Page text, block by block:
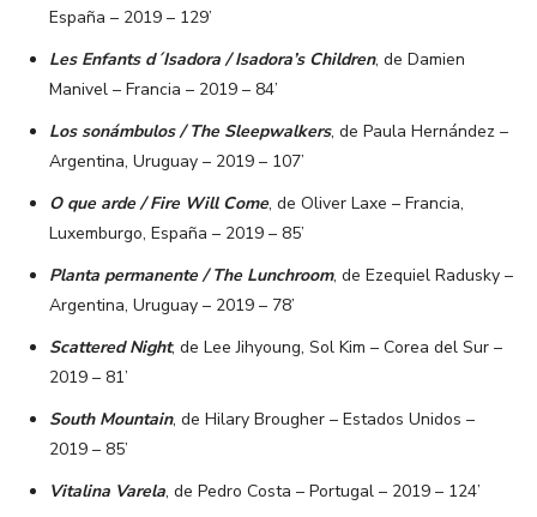
España – 2019 – 129’
Les Enfants d´Isadora / Isadora’s Children, de Damien
Manivel – Francia – 2019 – 84’
Los sonámbulos / The Sleepwalkers, de Paula Hernández –
Argentina, Uruguay – 2019 – 107’
O que arde / Fire Will Come, de Oliver Laxe – Francia,
Luxemburgo, España – 2019 – 85’
Planta permanente / The Lunchroom, de Ezequiel Radusky –
Argentina, Uruguay – 2019 – 78’
Scattered Night, de Lee Jihyoung, Sol Kim – Corea del Sur –
2019 – 81’
South Mountain, de Hilary Brougher – Estados Unidos –
2019 – 85’
Vitalina Varela, de Pedro Costa – Portugal – 2019 – 124’